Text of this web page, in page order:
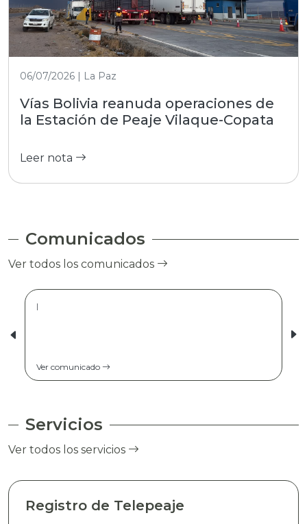
06/07/2026 | La Paz
Vías Bolivia reanuda operaciones de
la Estación de Peaje Vilaque-Copata
Leer nota
Comunicados
Ver todos los comunicados
|
Ver comunicado
Servicios
Ver todos los servicios
Registro de Telepeaje